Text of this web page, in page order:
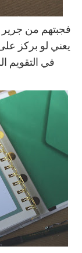
فجبتهم من
يعني لو بركز
في التقويم